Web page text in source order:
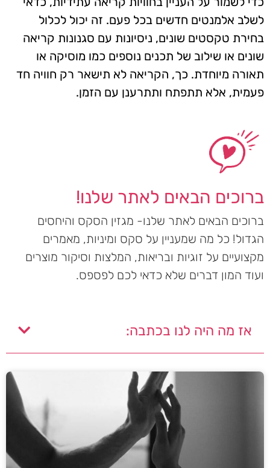
לשלב אלמנטים חדשים בכל פעם. זה יכול לכלול
בחירת טקסטים שונים, ניסיונות עם סגנונות קריאה
שונים או שילוב של תכנים נוספים כמו מוסיקה או
תאורה מיוחדת. כך, הקריאה לא תישאר רק חוויה חד
פעמית, אלא תתפתח ותתרענן עם הזמן.
ברוכים הבאים לאתר שלנו!
ברוכים הבאים לאתר שלנו- מגזין הסקס והיחסים
הגדול! כל מה שמעניין על סקס ומיניות, מאמרים
מקצועיים על זוגיות ובריאות, המלצות וסיקור מוצרים
ועוד המון דברים שלא כדאי לכם לפספס.
אז מה היה לנו בכתבה: